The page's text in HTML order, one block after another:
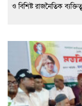
ও বিশিষ্ট রাজনৈতিক